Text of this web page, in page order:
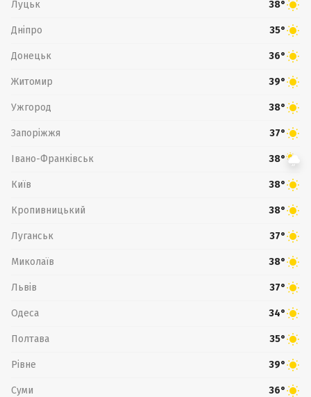
Луцьк 38°
Дніпро 35°
Донецьк 36°
Житомир 39°
Ужгород 38°
Запоріжжя 37°
Івано-Франківськ 38°
Київ 38°
Кропивницький 38°
Луганськ 37°
Миколаїв 38°
Львів 37°
Одеса 34°
Полтава 35°
Рівне 39°
Суми 36°